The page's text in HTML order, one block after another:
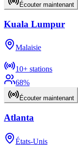
Écouter maintenant
Kuala Lumpur
Malaisie
10+ stations
68%
Écouter maintenant
Atlanta
États-Unis